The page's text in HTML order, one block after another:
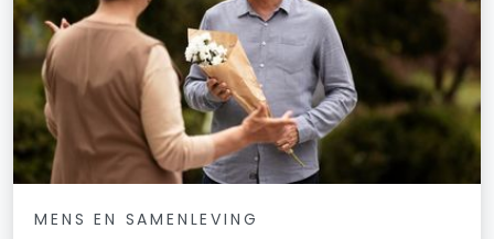
MENS EN SAMENLEVING